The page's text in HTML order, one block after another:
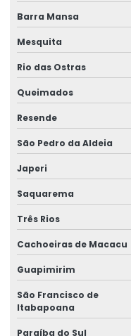
Fornecedor de estrutura
Fornecedor de lajes
Fornecedor de solda
Fornecedor de treliça
Fornecedor de vergalhão
Fornecedor viga de aço
Fornecedores arame mig
Fornecedores de tubos
Fornecedores de tubos
Malha pop gerdau
Malha pop para laje
Barra Mansa
Mesquita
Rio das Ostras
Queimados
Resende
São Pedro da Aldeia
Japeri
Saquarema
Três Rios
Cachoeiras de Macacu
Guapimirim
São Francisco de
Itabapoana
Paraíba do Sul